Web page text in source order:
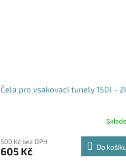
Čela pro vsakovací tunely 150l -
500 Kč bez DPH
605 Kč Do košíku